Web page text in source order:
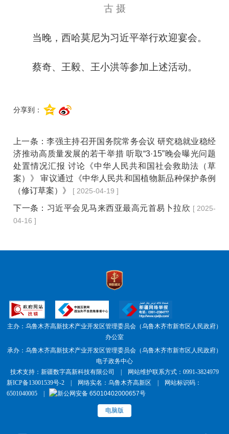
古 摄
当晚，西哈莫尼为习近平举行欢迎宴会。
蔡奇、王毅、王小洪等参加上述活动。
分享到：
上一条：李强主持召开国务院常务会议 研究稳就业稳经
济推动高质量发展的若干举措 听取“3·15”晚会曝光问题
处置情况汇报 讨论《中华人民共和国社会救助法（草
案）》 审议通过《中华人民共和国植物新品种保护条例
（修订草案）》
[ 2025-04-19 ]
下一条： 习近平会见马来西亚最高元首易卜拉欣 [ 2025-
04-16 ]
主办：乌鲁木齐高新技术产业开发区管理委员会（乌鲁木齐市新市区人民政府）
办公室
承办：乌鲁木齐高新技术产业开发区管理委员会（乌鲁木齐市新市区人民政府）
电子政务中心
技术支持：新疆数字高新科技有限公司 | 网站维护联系方式：0991-3824979
新ICP备13001539号-2
| 网络实名：乌鲁木齐高新区 | 网站标识码：
6501040005 |
新公网安备 65010402000657号
电脑版